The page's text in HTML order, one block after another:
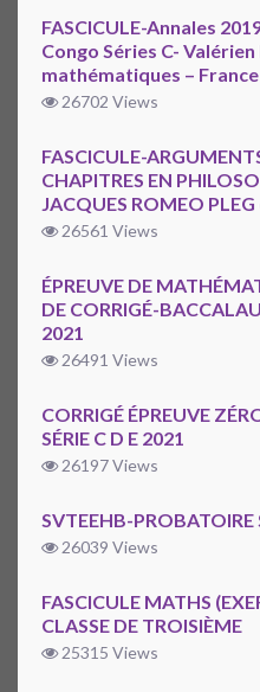
FASCICULE-Annales
Congo Séries C-
mathématiques – France
26702 Views
FASCICULE-
CHAPITRES EN
JACQUES ROMEO
26561 Views
ÉPREUVE DE
DE CORRIGÉ-
2021
26491 Views
CORRIGÉ ÉPREUVE
SÉRIE C D E 2021
26197 Views
SVTEEHB-PROBATOIRE
26039 Views
FASCICULE MATHS
CLASSE DE TROISIÈME
25315 Views